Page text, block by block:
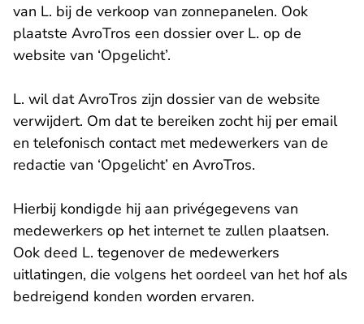
van L. bij de verkoop van zonnepanelen. Ook
plaatste AvroTros een dossier over L. op de
website van ‘Opgelicht’.
L. wil dat AvroTros zijn dossier van de website
verwijdert. Om dat te bereiken zocht hij per email
en telefonisch contact met medewerkers van de
redactie van ‘Opgelicht’ en AvroTros.
Hierbij kondigde hij aan privégegevens van
medewerkers op het internet te zullen plaatsen.
Ook deed L. tegenover de medewerkers
uitlatingen, die volgens het oordeel van het hof als
bedreigend konden worden ervaren.